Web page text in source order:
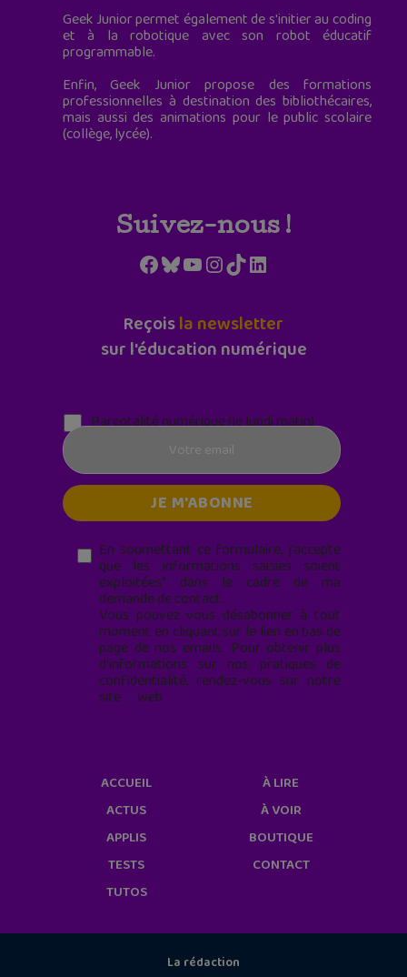
Geek Junior permet également de s'initier au coding
et à la robotique avec son robot éducatif
programmable.
Enfin, Geek Junior propose des formations
professionnelles à destination des bibliothécaires,
mais aussi des animations pour le public scolaire
(collège, lycée).
Suivez-nous !
Facebook
Bluesky
YouTube
Instagram
TikTokLinkedIn
Reçoisla newsletter
sur l'éducation numérique
Parentalité numérique (le lundi matin)
En soumettant ce formulaire, j’accepte
que les informations saisies soient
exploitées* dans le cadre de ma
demande de contact.
Vous pouvez vous désabonner à tout
moment en cliquant sur le lien en bas de
page de nos emails. Pour obtenir plus
d'informations sur nos pratiques de
confidentialité, rendez-vous sur notre
site web
ACCUEIL
ACTUS
APPLIS
TESTS
TUTOS
À LIRE
À VOIR
BOUTIQUE
CONTACT
La rédaction